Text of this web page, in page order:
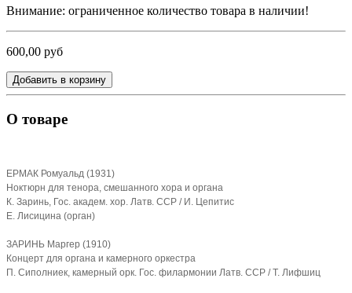
Внимание: ограниченное количество товара в наличии!
600,00 руб
Добавить в корзину
О товаре
ЕРМАК Ромуальд (1931)
Ноктюрн для тенора, смешанного хора и органа
К. Заринь, Гос. академ. хор. Латв. ССР / И. Цепитис
Е. Лисицина (орган)
ЗАРИНЬ Маргер (1910)
Концерт для органа и камерного оркестра
П. Сиполниек, камерный орк. Гос. филармонии Латв. ССР / Т. Лифшиц